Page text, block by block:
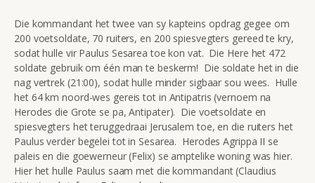
Die kommandant het twee van sy kapteins opdrag gegee om
200 voetsoldate, 70 ruiters, en 200 spiesvegters gereed te kry,
sodat hulle vir Paulus Sesarea toe kon vat. Die Here het 472
soldate gebruik om één man te beskerm! Die soldate het in die
nag vertrek (21:00), sodat hulle minder sigbaar sou wees. Hulle
het 64 km noord-wes gereis tot in Antipatris (vernoem na
Herodes die Grote se pa, Antipater). Die voetsoldate en
spiesvegters het teruggedraai Jerusalem toe, en die ruiters het
Paulus verder begelei tot in Sesarea. Herodes Agrippa II se
paleis en die goewerneur (Felix) se amptelike woning was hier.
Hier het hulle Paulus saam met die kommandant (Claudius